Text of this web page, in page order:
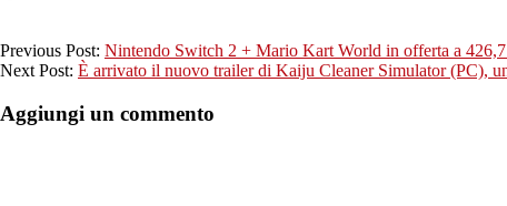
2025-
10-
Previous Post: Nintendo Switch 2 + Mario Kart World in offerta a
Next Post: È arrivato il nuovo trailer di Kaiju Cleaner Simulator (PC),
Aggiungi un commento